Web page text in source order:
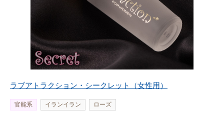
ラブアトラクション・シークレット（女性用）
官能系 イランイラン ローズ